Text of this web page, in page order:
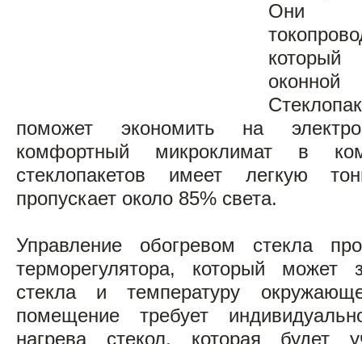
Они
поможет экономить на
комфортный микроклимат в
стеклопакетов имеет легкую
пропускает около 85% света.
Управление обогревом стекла
терморегулятора, который может
стекла и температуру
помещение требует
нагрева стекол, которая будет